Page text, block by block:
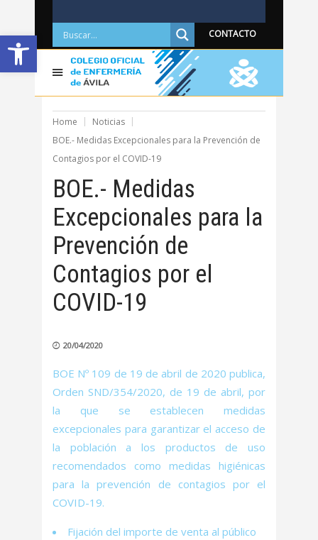
Abrir barra de herramientas CONTACTO
Home
Noticias
BOE.- Medidas Excepcionales para la Prevención de
Contagios por el COVID-19
BOE.- Medidas
Excepcionales para la
Prevención de
Contagios por el
COVID-19
20/04/2020
BOE Nº 109 de 19 de abril de 2020 publica,
Orden SND/354/2020, de 19 de abril, por
la que se establecen medidas
excepcionales para garantizar el acceso de
la población a los productos de uso
recomendados como medidas higiénicas
para la prevención de contagios por el
COVID-19.
Fijación del importe de venta al público